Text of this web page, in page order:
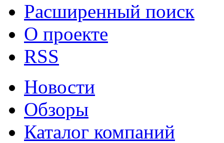
Расширенный поиск
О проекте
RSS
Новости
Обзоры
Каталог компаний